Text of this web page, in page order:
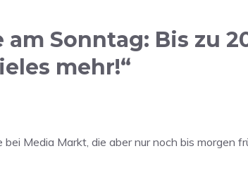
Sonntag: Bis zu
mehr!“
Media Markt, die aber nur noch bis morgen